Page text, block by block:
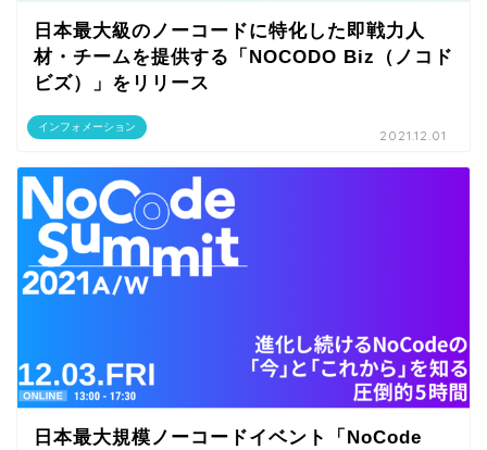
インフォメーション
日本最大級のノーコードに特化した即戦力人
材・チームを提供する「NOCODO Biz（ノコド
ビズ）」をリリース
2021.12.01
日本最大規模ノーコードイベント「NoCode